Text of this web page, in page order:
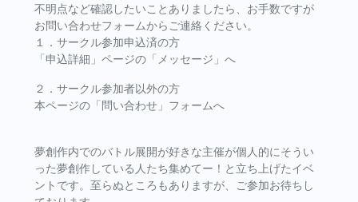
不明点など確認したいことありましたら、お手数ですが
お問い合わせフォームからご連絡ください。
１．サークル参加申込済の方
「申込詳細」ページの「メッセージ」へ
２．サークル参加者以外の方
本ページの「問い合わせ」フォームへ
夢創作内でのバトル展開が好きな主催が個人的にそうい
った夢創作している人たち集めてー！と立ち上げたイベ
ントです。至らぬところもありますが、ご参加お待ちし